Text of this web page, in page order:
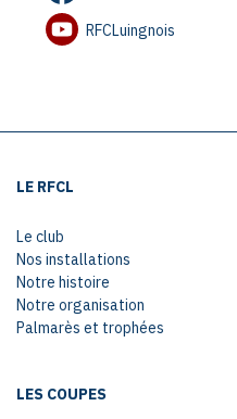
RFCLuingnois
LE RFCL
Le club
Nos installations
Notre histoire
Notre organisation
Palmarès et trophées
LES COUPES